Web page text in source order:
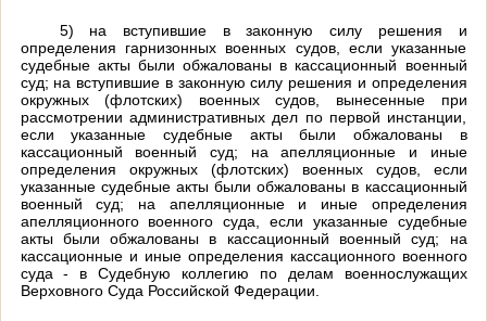
5) на вступившие в законную силу решения и
определения гарнизонных военных судов, если указанные
судебные акты были обжалованы в кассационный военный
суд; на вступившие в законную силу решения и определения
окружных (флотских) военных судов, вынесенные при
рассмотрении административных дел по первой инстанции,
если указанные судебные акты были обжалованы в
кассационный военный суд; на апелляционные и иные
определения окружных (флотских) военных судов, если
указанные судебные акты были обжалованы в кассационный
военный суд; на апелляционные и иные определения
апелляционного военного суда, если указанные судебные
акты были обжалованы в кассационный военный суд; на
кассационные и иные определения кассационного военного
суда - в Судебную коллегию по делам военнослужащих
Верховного Суда Российской Федерации.